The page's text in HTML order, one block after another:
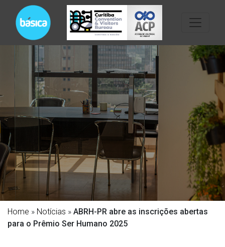
Home » Notícias » ABRH-PR abre as inscrições abertas
para o Prêmio Ser Humano 2025